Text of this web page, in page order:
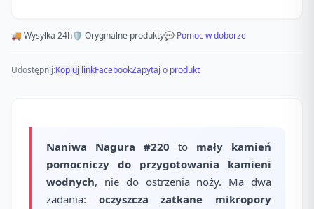
🚚 Wysyłka 24h🛡️ Oryginalne produkty💬 Pomoc w doborze
Udostępnij:Kopiuj linkFacebookZapytaj o produkt
Naniwa Nagura #220 to mały kamień
pomocniczy do przygotowania kamieni
wodnych, nie do ostrzenia noży. Ma dwa
zadania: oczyszcza zatkane mikropory